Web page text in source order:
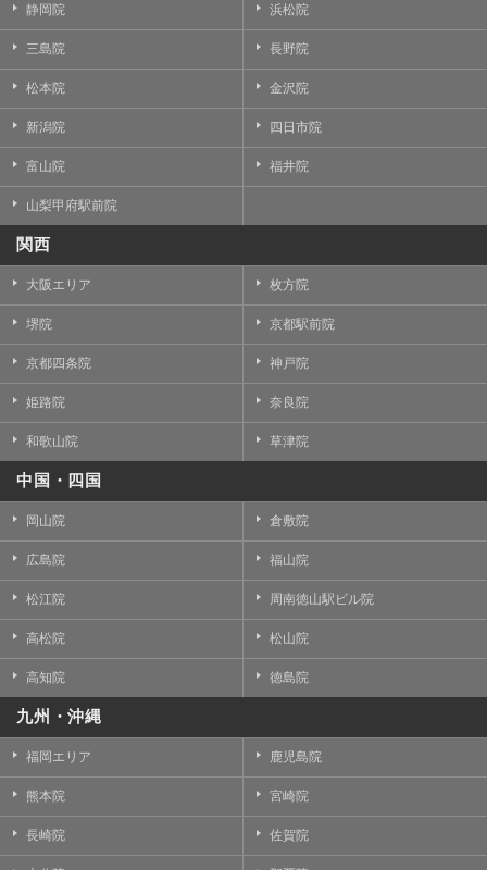
静岡院 浜松院
三島院 長野院
松本院 金沢院
新潟院 四日市院
富山院 福井院
山梨甲府駅前院
関西
大阪エリア 枚方院
堺院 京都駅前院
京都四条院 神戸院
姫路院 奈良院
和歌山院 草津院
中国・四国
岡山院 倉敷院
広島院 福山院
松江院 周南徳山駅ビル院
高松院 松山院
高知院 徳島院
九州・沖縄
福岡エリア 鹿児島院
熊本院 宮崎院
長崎院 佐賀院